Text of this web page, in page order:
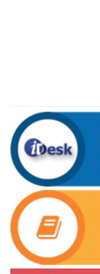
TRÊN ĐỊA BÀN XÃ
(07/07/2026)